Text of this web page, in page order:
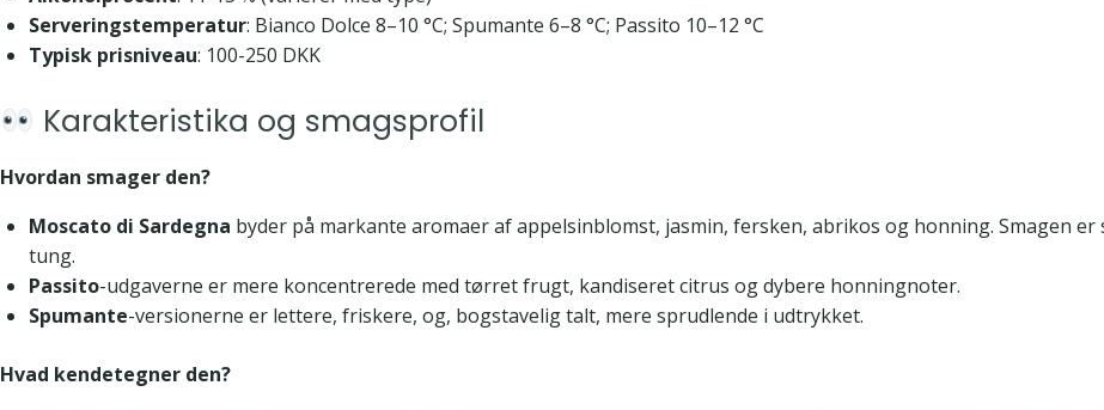
Serveringstemperatur: Bianco Dolce 8–10 °C; Spumante 6–8 °C; Passito 10–12 °C
Typisk prisniveau: 100-250 DKK
Karakteristika og smagsprofil
Hvordan smager den?
Moscato di Sardegna byder på markante aromaer af appelsinblomst, jasmin, fersken, abrikos og honning. Smagen
tung.
Passito-udgaverne er mere koncentrerede med tørret frugt, kandiseret citrus og dybere honningnoter.
Spumante-versionerne er lettere, friskere, og, bogstavelig talt, mere sprudlende i udtrykket.
Hvad kendetegner den?